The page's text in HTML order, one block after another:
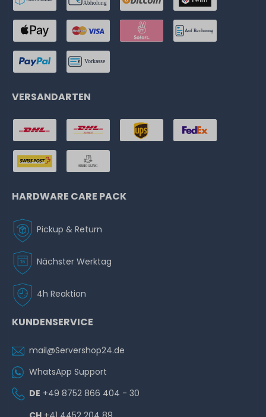
VERSANDARTEN
HARDWARE CARE PACK
Pickup & Return
Nächster Werktag
4h Reaktion
KUNDENSERVICE
mail@Servershop24.de
WhatsApp Support
DE +49 8752 866 404 - 30